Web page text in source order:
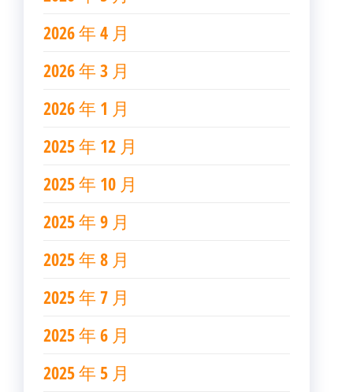
2026 年 4 月
2026 年 3 月
2026 年 1 月
2025 年 12 月
2025 年 10 月
2025 年 9 月
2025 年 8 月
2025 年 7 月
2025 年 6 月
2025 年 5 月